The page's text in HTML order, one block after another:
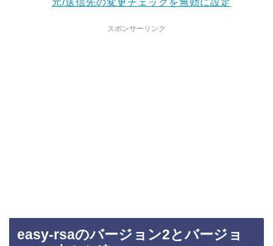
スポンサーリンク
easy-rsaのバージョン2とバージョ